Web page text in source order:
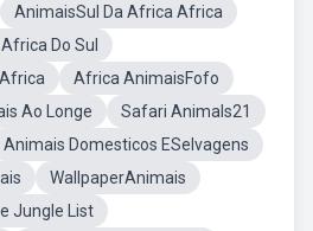
AnimaisSul Da Africa Africa
Do Sul
Africa AnimaisFofo
Ao Longe
Safari Animals21
Animais Domesticos ESelvagens
WallpaperAnimais
Jungle List